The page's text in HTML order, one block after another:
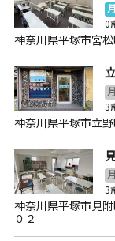
月
0
神奈川県平塚市宮
月
3
神奈川県平塚市立
月
3
神奈川県平塚市見
０２